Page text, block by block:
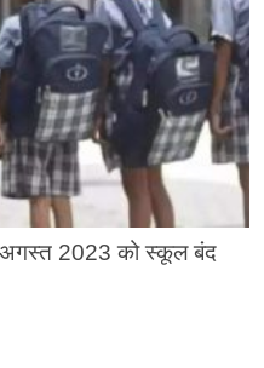
अगस्त 2023 को स्कूल बंद